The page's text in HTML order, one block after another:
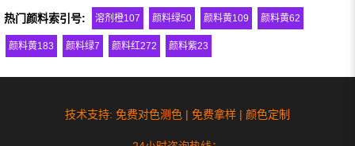
热门颜料索引号: 溶剂橙107 颜料绿50 颜料黄109 颜料黄62
颜料黄183 颜料绿7 颜料红272 颜料紫23
技术支持: 免费对色测色 | 免费拿样 | 颜色定制